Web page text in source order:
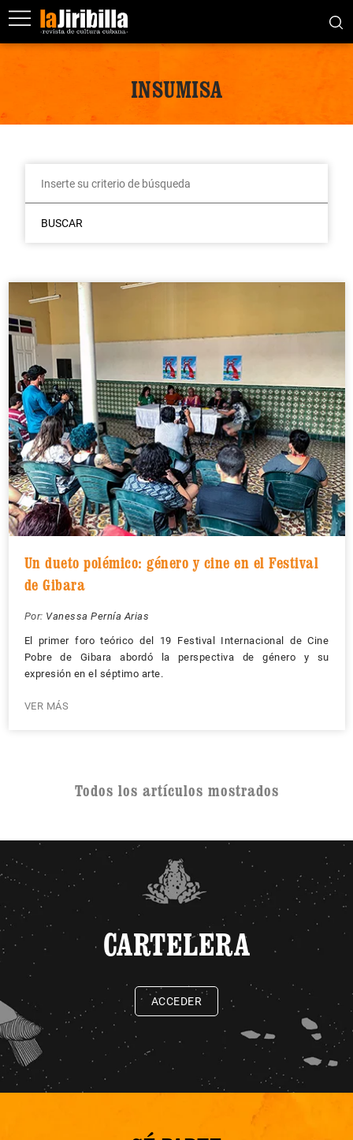
INSUMISA
BUSCAR
Un dueto polémico: género y cine en el Festival
de Gibara
Por: Vanessa Pernía Arias
El primer foro teórico del 19 Festival Internacional de Cine
Pobre de Gibara abordó la perspectiva de género y su
expresión en el séptimo arte.
VER MÁS
Todos los artículos mostrados
CARTELERA
ACCEDER